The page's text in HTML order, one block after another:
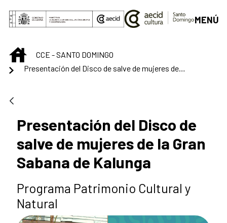
Saltar al contenido principal
MENÚ
INICIOCCE - SANTO DOMINGO
Presentación del Disco de salve de mujeres de la Gran Sabana de Kalunga
Presentación del Disco de
salve de mujeres de la Gran
Sabana de Kalunga
Programa Patrimonio Cultural y
Natural